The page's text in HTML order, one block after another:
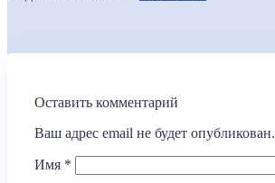
Оставить комментарий
Ваш адрес email не будет опубликован.
Имя *